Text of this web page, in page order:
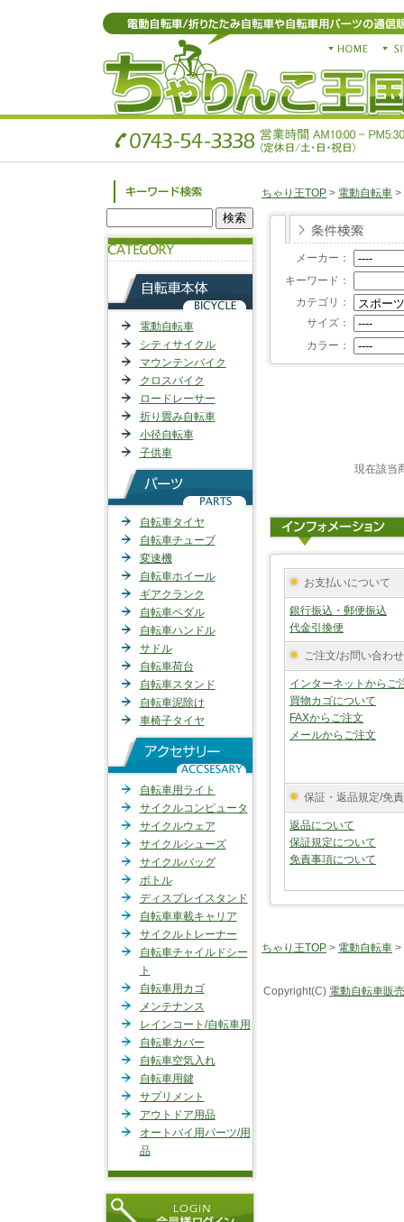
電動自転車
シティサイクル
マウンテンバイク
クロスバイク
ロードレーサー
折り畳み自転車
小径自転車
子供車
自転車タイヤ
自転車チューブ
変速機
自転車ホイール
ギアクランク
自転車ペダル
自転車ハンドル
サドル
自転車荷台
自転車スタンド
自転車泥除け
車椅子タイヤ
自転車用ライト
サイクルコンピュータ
サイクルウェア
サイクルシューズ
サイクルバッグ
ボトル
ディスプレイスタンド
自転車車載キャリア
サイクルトレーナー
自転車チャイルドシー
ト
自転車用カゴ
メンテナンス
レインコート/自転車用
自転車カバー
自転車空気入れ
自転車用鍵
サプリメント
アウトドア用品
オートバイ用パーツ/用
品
ちゃり王TOP > 電動自転車 >
メーカー：
キーワード：
カテゴリ：
サイズ：
カラー：
現在該当
お支払いについて
銀行振込・郵便振込
代金引換便
ご注文/お問い合わせ
インターネットからご
買物カゴについて
FAXからご注文
メールからご注文
保証・返品規定/免
返品について
保証規定について
免責事項について
ちゃり王TOP > 電動自転車 >
Copyright(C) 電動自転車販